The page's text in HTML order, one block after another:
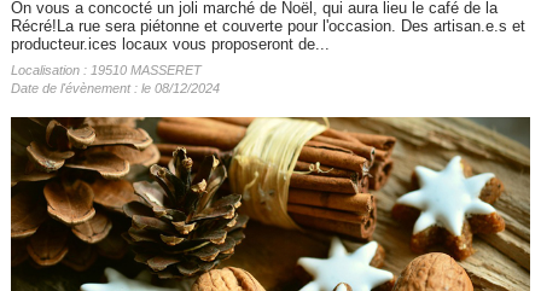
On vous a concocté un joli marché de Noël, qui aura lieu le café de la
Récré!La rue sera piétonne et couverte pour l'occasion. Des artisan.e.s et
producteur.ices locaux vous proposeront de...
Localisation : 19510 MASSERET
Date de l'évènement : le 08/12/2024